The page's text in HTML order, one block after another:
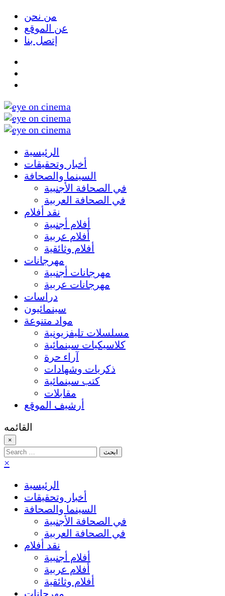
من نحن
عن الموقع
إتصل بنا
الرئيسية
أخبار وتحقيقات
السينما والصحافة
في الصحافة الأجنبية
في الصحافة العربية
نقد أفلام
أفلام أجنبية
أفلام عربية
أفلام وثائقية
مهرجانات
مهرجانات أجنبية
مهرجانات عربية
دراسات
سينمائيون
مواد متنوعة
مسلسلات تليفزيونية
كلاسيكيات سينمائية
آراء حرة
ذكريات وشهادات
كتب سينمائية
مقابلات
أرشيف الموقع
القائمه
×
Search
for:
×
الرئيسية
أخبار وتحقيقات
السينما والصحافة
في الصحافة الأجنبية
في الصحافة العربية
نقد أفلام
أفلام أجنبية
أفلام عربية
أفلام وثائقية
مهرجانات